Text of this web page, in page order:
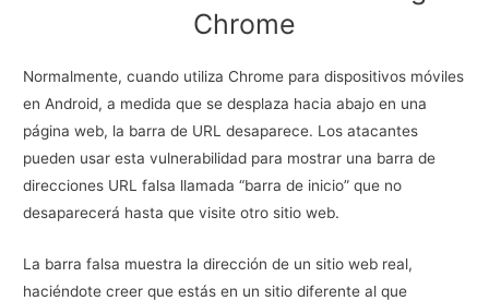
Chrome
Normalmente, cuando utiliza Chrome para dispositivos móviles
en Android, a medida que se desplaza hacia abajo en una
página web, la barra de URL desaparece. Los atacantes
pueden usar esta vulnerabilidad para mostrar una barra de
direcciones URL falsa llamada “barra de inicio” que no
desaparecerá hasta que visite otro sitio web.
La barra falsa muestra la dirección de un sitio web real,
haciéndote creer que estás en un sitio diferente al que